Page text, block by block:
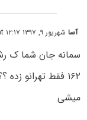
آساشهریور ۹, ۱۳۹۷ at ۱۲:۱۷ ب٫ظ
سمانه جان شما ک
میشی